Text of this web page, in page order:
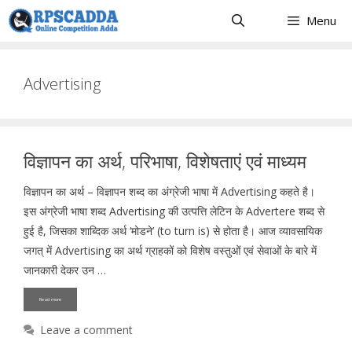
Skip
to
Menu
Advertising
विज्ञापन का अर्थ, परिभाषा, विशेषताएं एवं माध्यम
विज्ञापन का अर्थ – विज्ञापन शब्द का अंग्रेजी भाषा में Advertising कहते है।
इस अंग्रेजी भाषा शब्द Advertising की उत्पत्ति लेटिन के Advertere शब्द से
हुई है, जिसका शाब्दिक अर्थ ‘मोडने’ (to turn is) से होता है। आज व्यावसायिक
जगत् में Advertising का अर्थ ग्राहकों को विशेष वस्तुओं एवं सेवाओं के बारे में
जानकारी देकर उन …
Read more
Leave a comment